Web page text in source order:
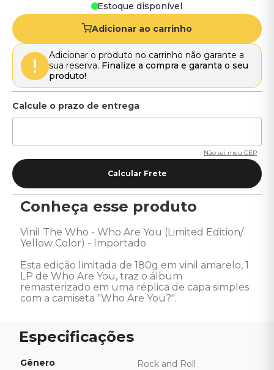
Estoque disponível
Adicionar ao carrinho
Adicionar o produto no carrinho não garante a
sua reserva. Finalize a compra e garanta o seu
produto!
Não sei meu CEP
Conheça esse produto
Vinil The Who - Who Are You (Limited Edition/
Yellow Color) - Importado
Esta edição limitada de 180g em vinil amarelo, 1
LP de Who Are You, traz o álbum
remasterizado em uma réplica de capa simples
com a camiseta "Who Are You?".
Gênero Rock and Roll